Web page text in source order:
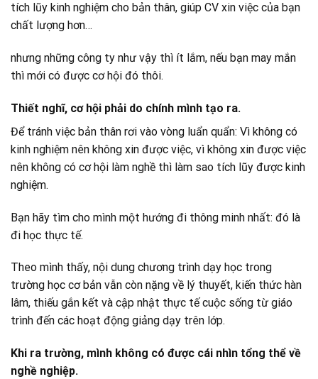
tích lũy kinh nghiệm cho bản thân, giúp CV xin việc của bạn
chất lượng hơn…
nhưng những công ty như vậy thì ít lắm, nếu bạn may mắn
thì mới có được cơ hội đó thôi.
Thiết nghĩ, cơ hội phải do chính mình tạo ra.
Để tránh việc bản thân rơi vào vòng luẩn quẩn: Vì không có
kinh nghiệm nên không xin được việc, vì không xin được việc
nên không có cơ hội làm nghề thì làm sao tích lũy được kinh
nghiệm.
Bạn hãy tìm cho mình một hướng đi thông minh nhất: đó là
đi học thực tế.
Theo mình thấy, nội dung chương trình dạy học trong
trường học cơ bản vẫn còn nặng về lý thuyết, kiến thức hàn
lâm, thiếu gắn kết và cập nhật thực tế cuộc sống từ giáo
trình đến các hoạt động giảng dạy trên lớp.
Khi ra trường, mình không có được cái nhìn tổng thể về
nghề nghiệp.